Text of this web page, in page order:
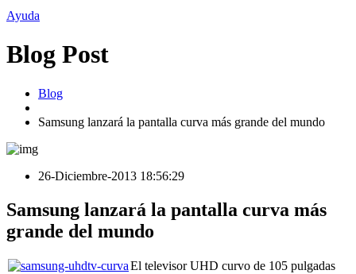
Ayuda
Blog Post
Blog
Samsung lanzará la pantalla curva más grande del mundo
26-Diciembre-2013 18:56:29
Samsung lanzará la pantalla curva más
grande del mundo
El televisor UHD curvo de 105 pulgadas